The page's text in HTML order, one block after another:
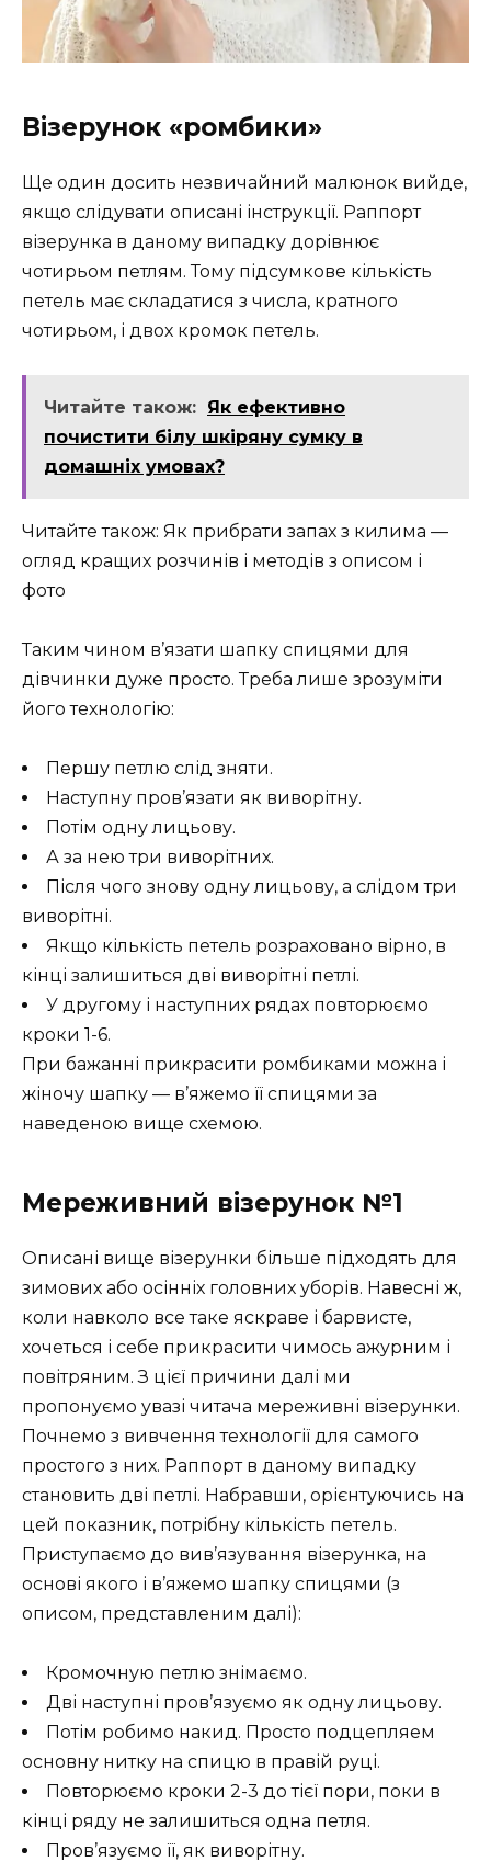
Візерунок «ромбики»
Ще один досить незвичайний малюнок вийде,
якщо слідувати описані інструкції. Раппорт
візерунка в даному випадку дорівнює
чотирьом петлям. Тому підсумкове кількість
петель має складатися з числа, кратного
чотирьом, і двох кромок петель.
Читайте також: Як ефективно
почистити білу шкіряну сумку в
домашніх умовах?
Читайте також: Як прибрати запах з килима —
огляд кращих розчинів і методів з описом і
фото
Таким чином в’язати шапку спицями для
дівчинки дуже просто. Треба лише зрозуміти
його технологію:
Першу петлю слід зняти.
Наступну пров’язати як виворітну.
Потім одну лицьову.
А за нею три виворітних.
Після чого знову одну лицьову, а слідом три
виворітні.
Якщо кількість петель розраховано вірно, в
кінці залишиться дві виворітні петлі.
У другому і наступних рядах повторюємо
кроки 1-6.
При бажанні прикрасити ромбиками можна і
жіночу шапку — в’яжемо її спицями за
наведеною вище схемою.
Мереживний візерунок №1
Описані вище візерунки більше підходять для
зимових або осінніх головних уборів. Навесні ж,
коли навколо все таке яскраве і барвисте,
хочеться і себе прикрасити чимось ажурним і
повітряним. З цієї причини далі ми
пропонуємо увазі читача мереживні візерунки.
Почнемо з вивчення технології для самого
простого з них. Раппорт в даному випадку
становить дві петлі. Набравши, орієнтуючись на
цей показник, потрібну кількість петель.
Приступаємо до вив’язування візерунка, на
основі якого і в’яжемо шапку спицями (з
описом, представленим далі):
Кромочную петлю знімаємо.
Дві наступні пров’язуємо як одну лицьову.
Потім робимо накид. Просто подцепляем
основну нитку на спицю в правій руці.
Повторюємо кроки 2-3 до тієї пори, поки в
кінці ряду не залишиться одна петля.
Пров’язуємо її, як виворітну.